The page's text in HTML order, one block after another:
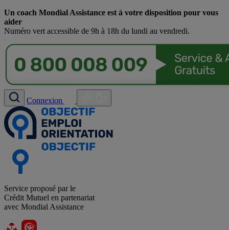
Un coach Mondial Assistance est à votre disposition pour vous
aider
Numéro vert accessible de 9h à 18h du lundi au vendredi.
Connexion
Service proposé par le
Crédit Mutuel en partenariat
avec Mondial Assistance